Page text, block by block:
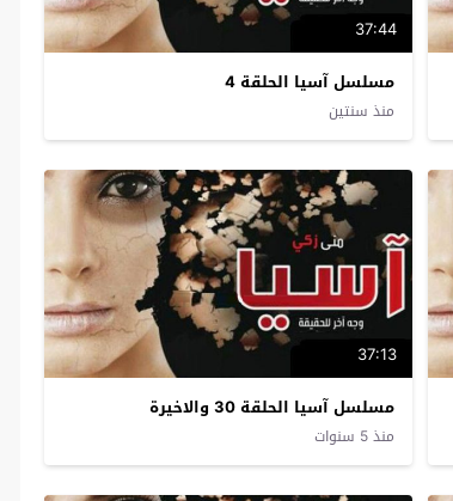
37:44
مسلسل آسيا الحلقة 4
منذ سنتين
37:13
مسلسل آسيا الحلقة 30 والاخيرة
منذ 5 سنوات